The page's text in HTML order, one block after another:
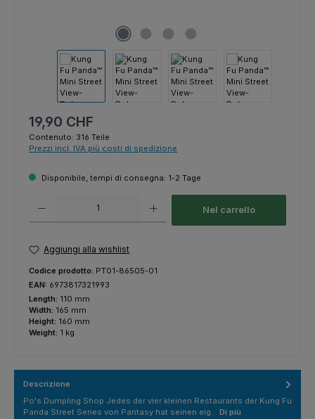
Prezzo normale:
19,90 CHF
Contenuto: 316 Teile
Prezzi incl. IVA più costi di spedizione
Disponibile, tempi di consegna: 1-2 Tage
Nel carrello
Aggiungi alla wishlist
Codice prodotto: PT01-86505-01
EAN: 6973817321993
Length: 110 mm
Width: 165 mm
Height: 160 mm
Weight: 1 kg
Descrizione
Po's Dumpling Shop Jedes der vier kleinen Restaurants der Kung Fu
Panda Street Series von Pantasy hat seinen eig… Di più